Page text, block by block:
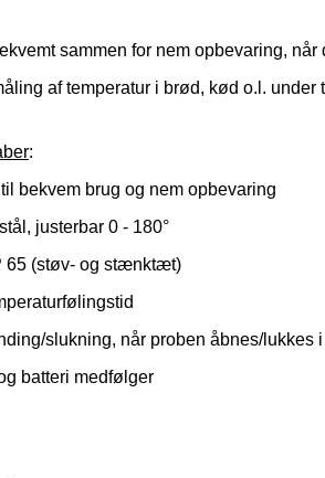
sammen for nem opbevaring, når
af temperatur i brød, kød o.l. under
:
til bekvem brug og nem opbevaring
justerbar 0 - 180°
65 (støv- og stænktæt)
slukning, når proben åbnes/lukkes
batteri medfølger